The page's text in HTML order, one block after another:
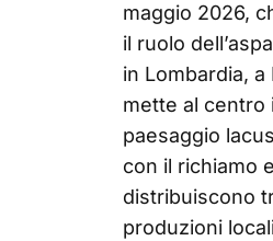
maggio 2026,
il ruolo
in Lombardia,
mette al centro
paesaggio
con il richiamo
distribuiscono
produzioni